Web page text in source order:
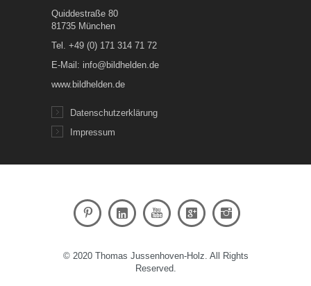
Quiddestraße 80
81735 München
Tel. +49 (0) 171 314 71 72
E-Mail: info@bildhelden.de
www.bildhelden.de
Datenschutzerklärung
Impressum
© 2020 Thomas Jussenhoven-Holz. All Rights
Reserved.